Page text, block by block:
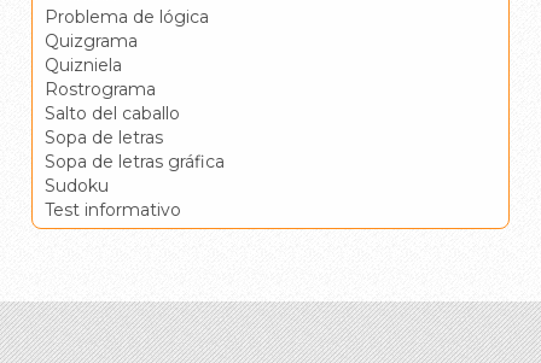
Problema de lógica
Quizgrama
Quizniela
Rostrograma
Salto del caballo
Sopa de letras
Sopa de letras gráfica
Sudoku
Test informativo